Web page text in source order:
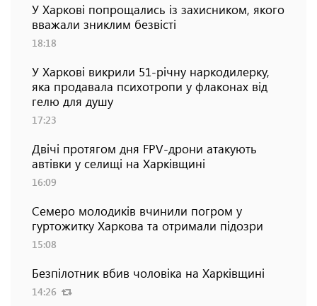
У Харкові попрощались із захисником, якого
вважали зниклим безвісті
18:18
У Харкові викрили 51-річну наркодилерку,
яка продавала психотропи у флаконах від
гелю для душу
17:23
Двічі протягом дня FPV-дрони атакують
автівки у селищі на Харківщині
16:09
Семеро молодиків вчинили погром у
гуртожитку Харкова та отримали підозри
15:08
Безпілотник вбив чоловіка на Харківщині
14:26